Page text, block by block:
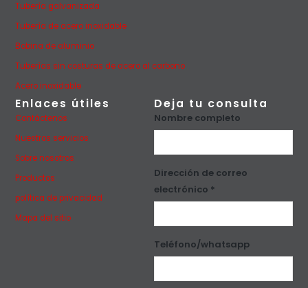
Tubería galvanizada
Tubería de acero inoxidable
Bobina de aluminio
Tuberías sin costuras de acero al carbono
Acero inoxidable
Enlaces útiles
Contáctenos
Nuestros servicios
Sobre nosotros
Productos
política de privacidad
Mapa del sitio
Deja tu consulta
Nombre completo
Dirección de correo
electrónico *
Teléfono/whatsapp